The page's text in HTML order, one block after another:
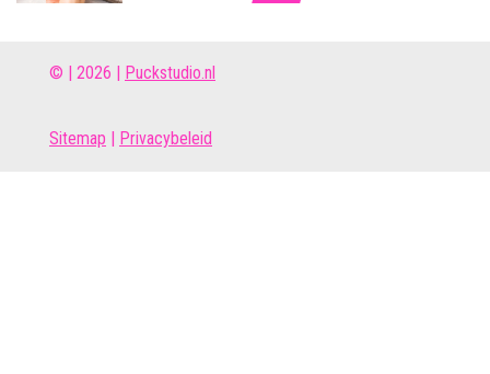
© | 2026 | Puckstudio.nl
Sitemap | Privacybeleid